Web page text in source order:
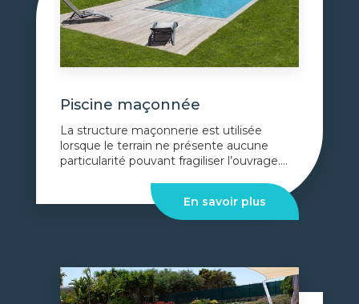
Piscine maçonnée
La structure maçonnerie est utilisée
lorsque le terrain ne présente aucune
particularité pouvant fragiliser l’ouvrage....
En savoir plus